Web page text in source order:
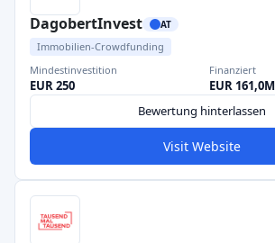
DagobertInvest AT
Immobilien-Crowdfunding
Mindestinvestition
EUR 250
Finanziert
EUR 161,0M
Bewertung hinterlassen
Visit Website